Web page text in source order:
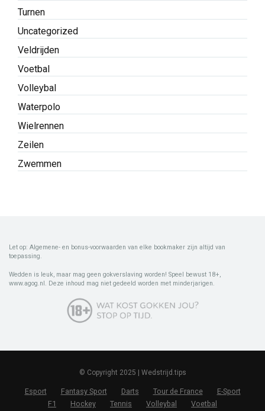
Turnen
Uncategorized
Veldrijden
Voetbal
Volleybal
Waterpolo
Wielrennen
Zeilen
Zwemmen
Let op: Algemene- en bonus-voorwaarden van elke bookmaker zijn altijd van
toepassing.
Wedden is leuk, maar mag geen gokverslaving worden! Speel bewust 18+,
www.agog.nl. Deze inhoud mag niet gedeeld worden met minderjarigen.
© Copyright 2025 | Wedstrijd.tips
Esport Fantasy Sport Darts Tour de France
E-Sport
F1
Hockey Tennis Volleybal Voetbal